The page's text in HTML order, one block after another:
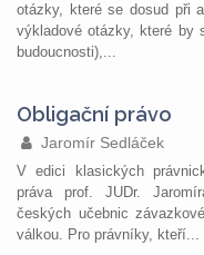
otázky, které se dosud při
výkladové otázky, které by
budoucnosti),...
Obligační právo
Jaromír Sedláček
V edici klasických
práva prof. JUDr.
českých učebnic
válkou. Pro právníky, kteří...